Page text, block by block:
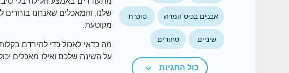
אבנים בכיס המרה סוכרת
שיניים טחורים
כול התגיות
שלנו, והמאכלים שאנחנו בוחרים
מקוטעת.
מה כדאי לאכול כדי להירדם
על השינה שלכם ואילו מאכלים